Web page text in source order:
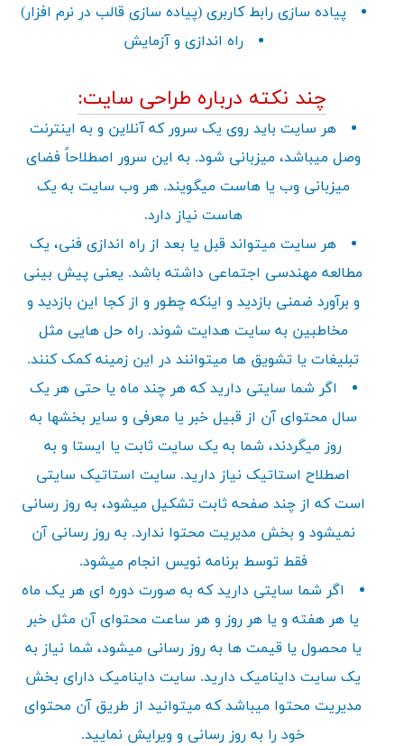
پیاده سازی رابط کاربری (پیاده سازی قالب در نرم افزار)
راه اندازی و آزمایش
چند نکته درباره طراحی سایت:
هر سایت باید روی یک سرور که آنلاین و به اینترنت
وصل میباشد، میزبانی شود. به این سرور اصطلاحاً فضای
میزبانی وب یا هاست میگویند. هر وب سایت به یک
هاست نیاز دارد.
هر سایت میتواند قبل یا بعد از راه اندازی فنی، یک
مطالعه مهندسی اجتماعی داشته باشد. یعنی پیش بینی
و برآورد ضمنی بازدید و اینکه چطور و از کجا این بازدید و
مخاطبین به سایت هدایت شوند. راه حل هایی مثل
تبلیغات یا تشویق ها میتوانند در این زمینه کمک کنند.
اگر شما سایتی دارید که هر چند ماه یا حتی هر یک
سال محتوای آن از قبیل خبر یا معرفی و سایر بخشها به
روز میگردند، شما به یک سایت ثابت یا ایستا و به
اصطلاح استاتیک نیاز دارید. سایت استاتیک سایتی
است که از چند صفحه ثابت تشکیل میشود، به روز رسانی
نمیشود و بخش مدیریت محتوا ندارد. به روز رسانی آن
فقط توسط برنامه نویس انجام میشود.
اگر شما سایتی دارید که به صورت دوره ای هر یک ماه
یا هر هفته و یا هر روز و هر ساعت محتوای آن مثل خبر
یا محصول یا قیمت ها به روز رسانی میشود، شما نیاز به
یک سایت داینامیک دارید. سایت داینامیک دارای بخش
مدیریت محتوا میباشد که میتوانید از طریق آن محتوای
خود را به روز رسانی و ویرایش نمایید.